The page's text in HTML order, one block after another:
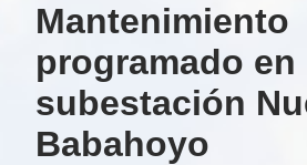
Mantenimiento
programado en
subestación
Babahoyo